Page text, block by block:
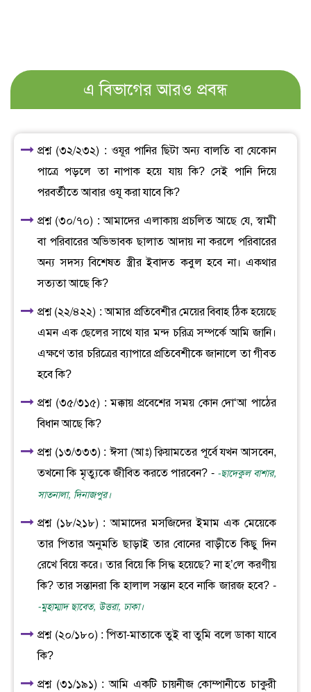
এ বিভাগের আরও প্রবন্ধ
প্রশ্ন (৩২/২৩২) : ওযূর পানির ছিটা অন্য বালতি বা যেকোন
পাত্রে পড়লে তা নাপাক হয়ে যায় কি? সেই পানি দিয়ে
পরবর্তীতে আবার ওযূ করা যাবে কি?
প্রশ্ন (৩০/৭০) : আমাদের এলাকায় প্রচলিত আছে যে, স্বামী
বা পরিবারের অভিভাবক ছালাত আদায় না করলে পরিবারের
অন্য সদস্য বিশেষত স্ত্রীর ইবাদত কবুল হবে না। একথার
সত্যতা আছে কি?
প্রশ্ন (২২/৪২২) : আমার প্রতিবেশীর মেয়ের বিবাহ ঠিক হয়েছে
এমন এক ছেলের সাথে যার মন্দ চরিত্র সম্পর্কে আমি জানি।
এক্ষণে তার চরিত্রের ব্যাপারে প্রতিবেশীকে জানালে তা গীবত
হবে কি?
প্রশ্ন (৩৫/৩১৫) : মক্কায় প্রবেশের সময় কোন দো‘আ পাঠের
বিধান আছে কি?
প্রশ্ন (১৩/৩৩৩) : ঈসা (আঃ) ক্বিয়ামতের পূর্বে যখন আসবেন,
তখনো কি মৃত্যুকে জীবিত করতে পারবেন? - -ছাদেকুল বাশার,
সাতনালা, দিনাজপুর।
প্রশ্ন (১৮/২১৮) : আমাদের মসজিদের ইমাম এক মেয়েকে
তার পিতার অনুমতি ছাড়াই তার বোনের বাড়ীতে কিছু দিন
রেখে বিয়ে করে। তার বিয়ে কি সিদ্ধ হয়েছে? না হ’লে করণীয়
কি? তার সন্তানরা কি হালাল সন্তান হবে নাকি জারজ হবে? -
-মুহাম্মাদ ছাবেত, উত্তরা, ঢাকা।
প্রশ্ন (২০/১৮০) : পিতা-মাতাকে তুই বা তুমি বলে ডাকা যাবে
কি?
প্রশ্ন (৩১/১৯১) : আমি একটি চায়নীজ কোম্পানীতে চাকুরী